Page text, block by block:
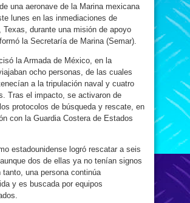
una aeronave de la Marina mexicana
lunes en las inmediaciones de
Texas, durante una misión de apoyo
la Secretaría de Marina (Semar).
la Armada de México, en la
ocho personas, de las cuales
a la tripulación naval y cuatro
Tras el impacto, se activaron de
protocolos de búsqueda y rescate, en
con la Guardia Costera de Estados
estadounidense logró rescatar a seis
dos de ellas ya no tenían signos
una persona continúa
y es buscada por equipos